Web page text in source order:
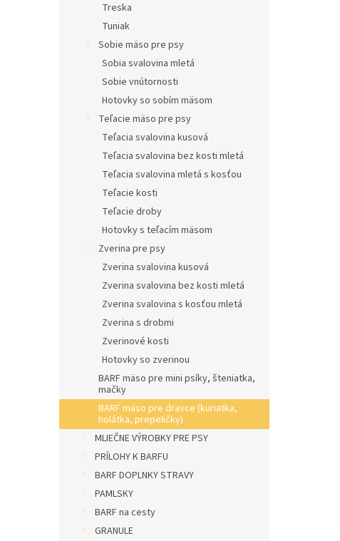
Treska
Tuniak
Sobie mäso pre psy
Sobia svalovina mletá
Sobie vnútornosti
Hotovky so sobím mäsom
Teľacie mäso pre psy
Teľacia svalovina kusová
Teľacia svalovina bez kosti mletá
Teľacia svalovina mletá s kosťou
Teľacie kosti
Teľacie droby
Hotovky s teľacím mäsom
Zverina pre psy
Zverina svalovina kusová
Zverina svalovina bez kosti mletá
Zverina svalovina s kosťou mletá
Zverina s drobmi
Zverinové kosti
Hotovky so zverinou
BARF mäso pre mini psíky, šteniatka,
mačky
BARF mäso pre dravce (kuriatka,
holátka, prepeličky)
MLIEČNE VÝROBKY PRE PSY
PRÍLOHY K BARFU
BARF DOPLNKY STRAVY
PAMLSKY
BARF na cesty
GRANULE